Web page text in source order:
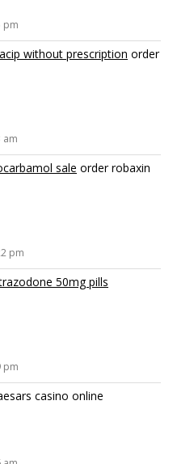
pm
without prescription order
am
sale order robaxin
pm
50mg pills
pm
casino online